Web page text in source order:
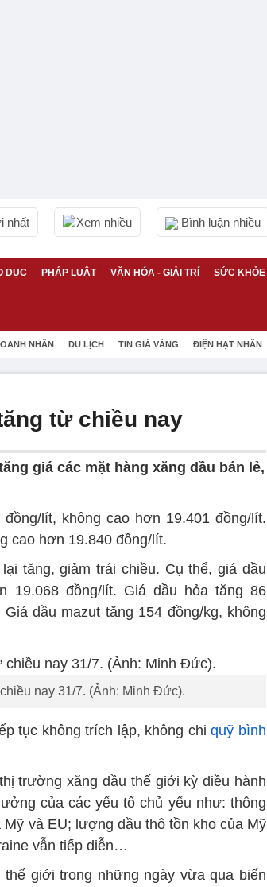
nhất Xem nhiều Bình luận nhiều
DỤC PHÁP LUẬT VĂN HÓA - GIẢI TRÍ SỨC KHỎE
NHÂN DU LỊCH TIN GIÁ VÀNG ĐIỆN HẠT NHÂN
từ chiều nay
giá các mặt hàng xăng dầu bán lẻ,
lít, không cao hơn 19.401 đồng/lít.
cao hơn 19.840 đồng/lít.
tăng, giảm trái chiều. Cụ thể, giá dầu
19.068 đồng/lít. Giá dầu hỏa tăng 86
dầu mazut tăng 154 đồng/kg, không
nay 31/7. (Ảnh: Minh Đức).
tục không trích lập, không chiquỹ bình
trường xăng dầu thế giới kỳ điều hành
của các yếu tố chủ yếu như: thông
và EU; lượng dầu thô tồn kho của Mỹ
vẫn tiếp diễn…
giới trong những ngày vừa qua biến